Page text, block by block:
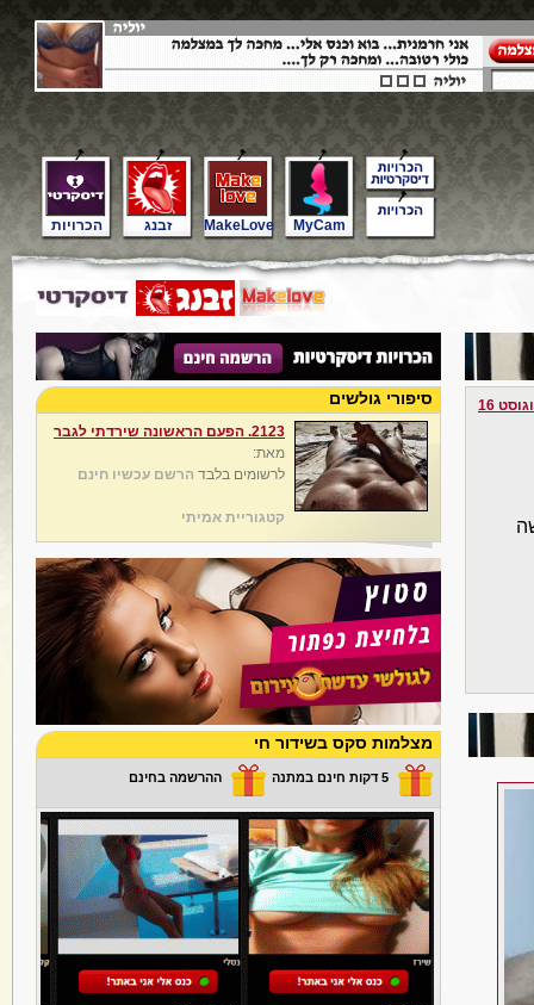
הכרויות זבנג MakeLove MyCam
16 סיפורי גולשים
2123. הפעם הראשונה שירדתי לגבר
מאת:
לרשומים בלבד הרשם עכשיו חינם
קטגוריית אמיתי
מצלמות סקס בשידור חי
5 דקות חינם במתנה ההרשמה בחינם